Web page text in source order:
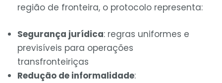
região de fronteira, o protocolo representa:
Segurança jurídica: regras uniformes e
previsíveis para operações
transfronteiriças
Redução de informalidade: